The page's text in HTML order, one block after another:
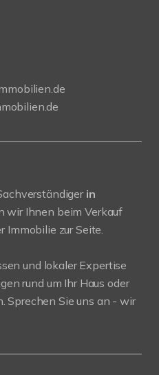
in
wir Ihnen beim Verkauf
Immobilie zur Seite.
und lokaler Expertise
rund um Ihr Haus oder
Sprechen Sie uns an - wir